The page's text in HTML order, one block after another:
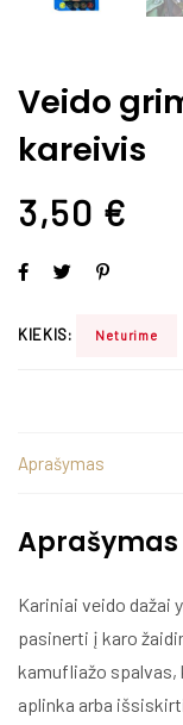
Veido
kareivis
3,50 €
KIEKIS: Neturime
Aprašymas
Aprašymas
Kariniai veido dažai
pasinerti į karo
kamufliažo spalvas,
aplinka arba